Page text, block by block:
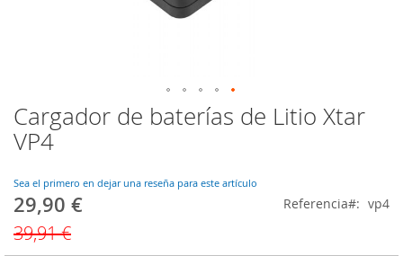
Cargador de baterías de Litio Xtar
VP4
Sea el primero en dejar una reseña para este artículo
Precio
29,90 €
39,91 €
Referencia vp4
Saltar
al
comienzo
la
galería
imágenes